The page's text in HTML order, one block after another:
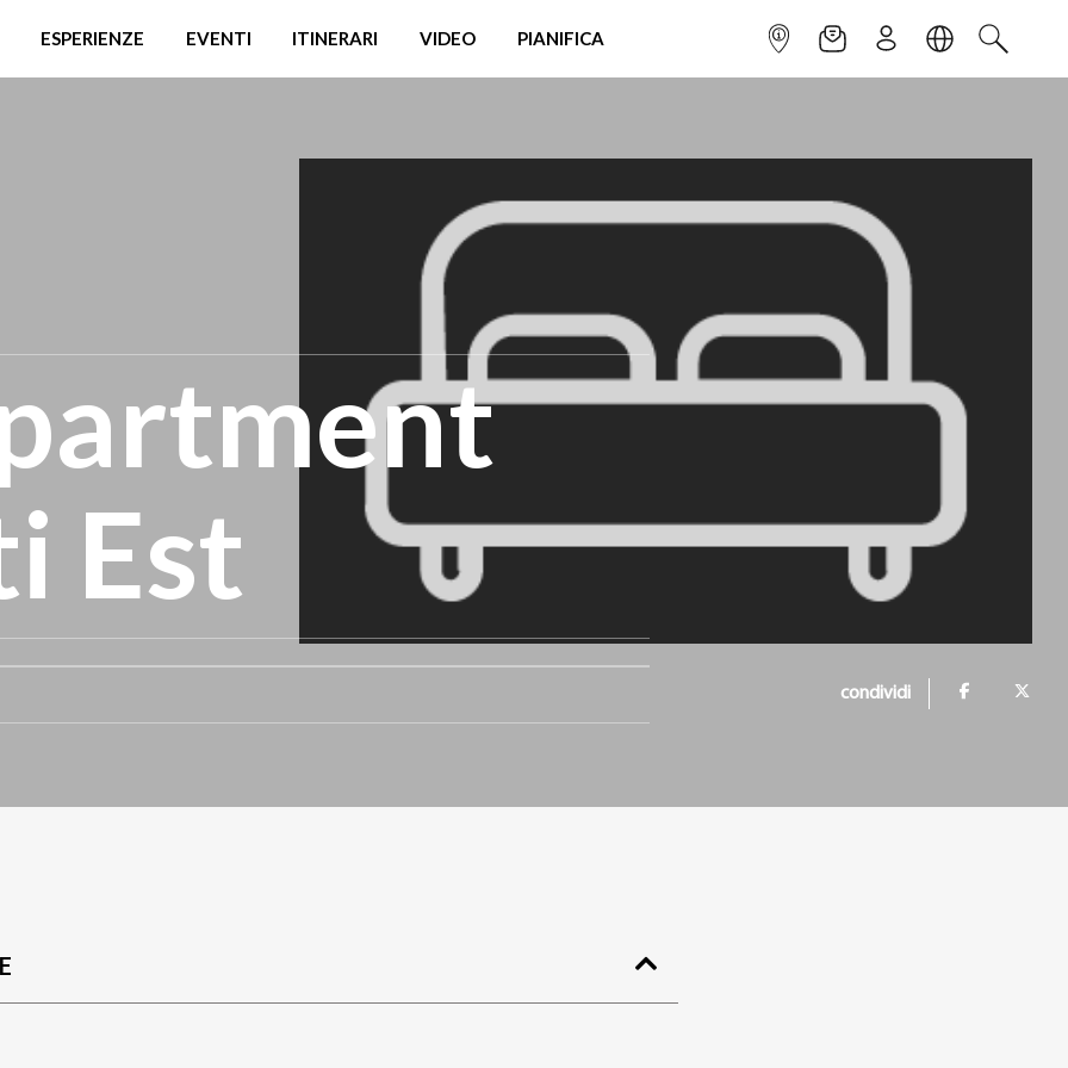
ESPERIENZE EVENTI ITINERARI VIDEO PIANIFICA INFOPOINTNEWSLETTER
ISCRIVITILINGUACERCA
Est
condividi